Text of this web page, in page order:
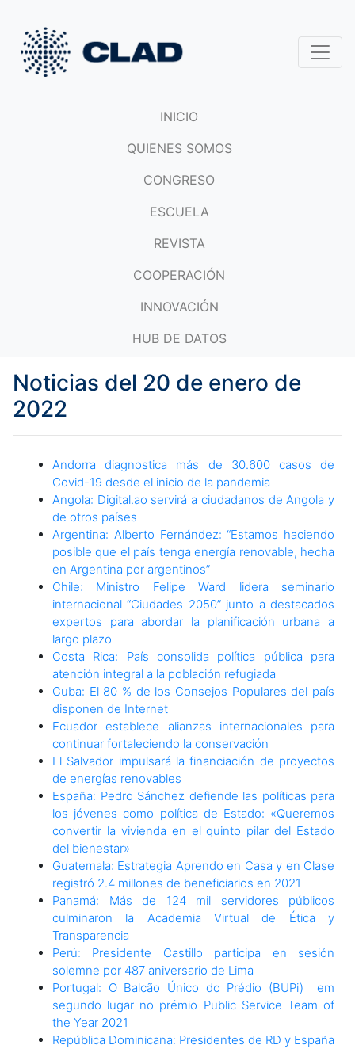
INICIO
QUIENES SOMOS
CONGRESO
ESCUELA
REVISTA
COOPERACIÓN
INNOVACIÓN
HUB DE DATOS
Noticias del 20 de enero de
2022
Andorra diagnostica más de 30.600 casos de
Covid-19 desde el inicio de la pandemia
Angola: Digital.ao servirá a ciudadanos de Angola y
de otros países
Argentina: Alberto Fernández: “Estamos haciendo
posible que el país tenga energía renovable, hecha
en Argentina por argentinos”
Chile: Ministro Felipe Ward lidera seminario
internacional “Ciudades 2050” junto a destacados
expertos para abordar la planificación urbana a
largo plazo
Costa Rica: País consolida política pública para
atención integral a la población refugiada
Cuba: El 80 % de los Consejos Populares del país
disponen de Internet
Ecuador establece alianzas internacionales para
continuar fortaleciendo la conservación
El Salvador impulsará la financiación de proyectos
de energías renovables
España: Pedro Sánchez defiende las políticas para
los jóvenes como política de Estado: «Queremos
convertir la vivienda en el quinto pilar del Estado
del bienestar»
Guatemala: Estrategia Aprendo en Casa y en Clase
registró 2.4 millones de beneficiarios en 2021
Panamá: Más de 124 mil servidores públicos
culminaron la Academia Virtual de Ética y
Transparencia
Perú: Presidente Castillo participa en sesión
solemne por 487 aniversario de Lima
Portugal: O Balcão Único do Prédio (BUPi) em
segundo lugar no prémio Public Service Team of
the Year 2021
República Dominicana: Presidentes de RD y España